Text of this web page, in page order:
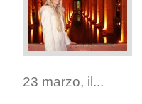
23 marzo, il...